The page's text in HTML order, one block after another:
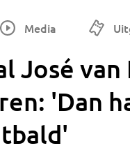
Media
José van
'Dan